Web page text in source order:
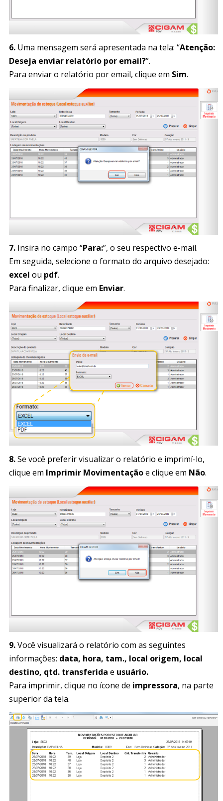
6. Uma mensagem será apresentada na tela: “Atenção:
Deseja enviar relatório por email?”.
Para enviar o relatório por email, clique em Sim.
7. Insira no campo “Para:”, o seu respectivo e-mail.
Em seguida, selecione o formato do arquivo desejado:
excel ou pdf.
Para finalizar, clique em Enviar.
8.Se você preferir visualizar o relatório e imprimí-lo,
clique em Imprimir Movimentaçãoe clique em Não.
9.Você visualizará o relatório com as seguintes
informações: data, hora, tam., local origem, local
destino, qtd. transferida e usuário.
Para imprimir, clique no ícone de impressora, na parte
superior da tela.